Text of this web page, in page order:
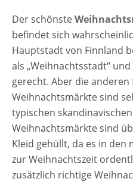
Der schönste
befindet sich
Hauptstadt von Finnland
als „Weihnachtsstadt“
gerecht. Aber die anderen
Weihnachtsmärkte sind
typischen
Weihnachtsmärkte sind
Kleid gehüllt, da es in den
zur Weihnachtszeit
zusätzlich richtige